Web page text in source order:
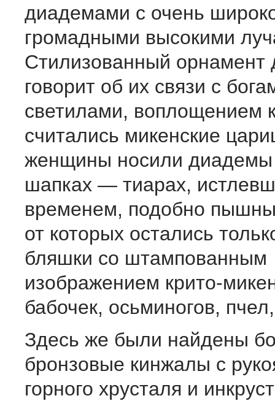
диадемами с очень
громадными высокими
Стилизованный орнамент
говорит об их связи с
светилами, воплощением
считались микенские
женщины носили диадемы
шапках — тиарах,
временем, подобно
от которых остались
бляшки со штампованным
изображением крито-
бабочек, осьминогов,
Здесь же были найдены
бронзовые кинжалы с
горного хрусталя и